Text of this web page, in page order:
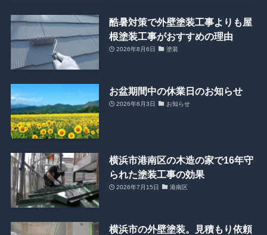
酷暑対策で外壁塗装工事よりも屋
根塗装工事がおすすめの理由
2026年8月6日 塗装
お盆期間中の休業日のお知らせ
2026年8月3日 お知らせ
横浜市港南区の木造の家で16年守
られた塗装工事の効果
2026年7月15日 港南区
横浜市の外壁塗装。見積もり依頼